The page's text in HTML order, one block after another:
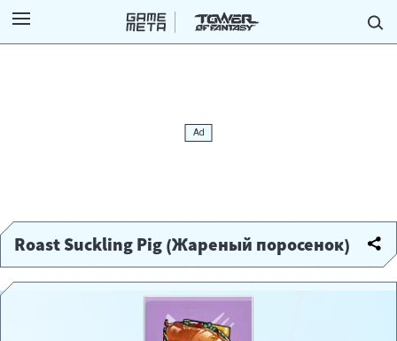
Roast Suckling Pig (Жареный поросенок)